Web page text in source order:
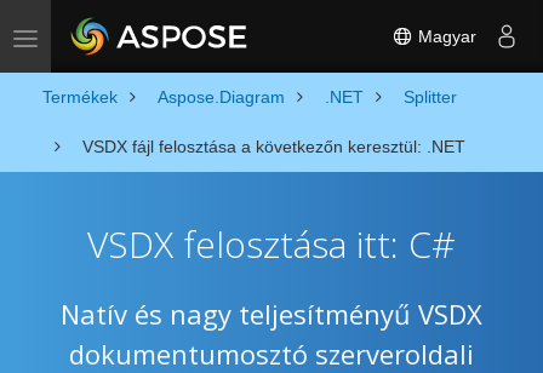
Toggle navigation Magyar
Termékek Aspose.Diagram .NET Splitter
VSDX fájl felosztása a következőn keresztül: .NET
VSDX felosztása itt: C#
Natív és nagy teljesítményű VSDX
dokumentumosztó szerveroldali